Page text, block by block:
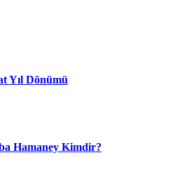
Yıl Dönümü
Hamaney Kimdir?